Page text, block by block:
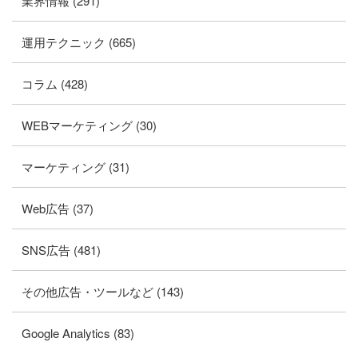
運用テクニック (665)
コラム (428)
WEBマーケティング (30)
マーケティング (31)
Web広告 (37)
SNS広告 (481)
その他広告・ツールなど (143)
Google Analytics (83)